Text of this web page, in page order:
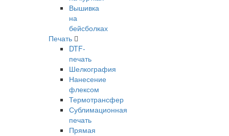
Вышивка
на
бейсболках
Печать
DTF-
печать
Шелкография
Нанесение
флексом
Термотрансфер
Сублимационная
печать
Прямая